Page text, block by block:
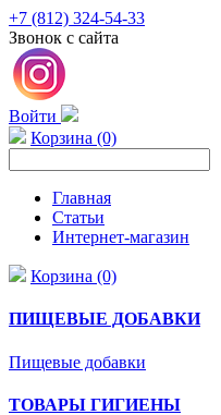
+7 (812) 324-54-33
Звонок с сайта
Войти
Корзина (0)
Главная
Статьи
Интернет-магазин
Корзина (0)
ПИЩЕВЫЕ ДОБАВКИ
Пищевые добавки
ТОВАРЫ ГИГИЕНЫ